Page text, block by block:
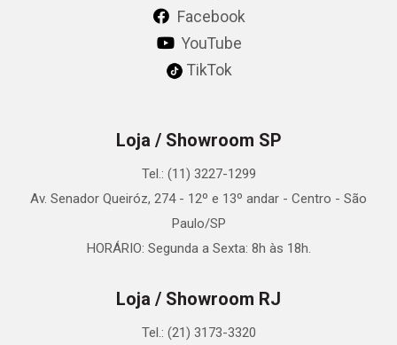
Facebook
YouTube
TikTok
Loja / Showroom SP
Tel.: (11) 3227-1299
Av. Senador Queiróz, 274 - 12º e 13º andar - Centro - São
Paulo/SP
HORÁRIO: Segunda a Sexta: 8h às 18h.
Loja / Showroom RJ
Tel.: (21) 3173-3320